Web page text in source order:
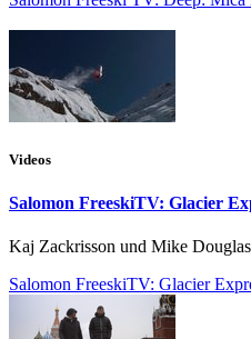
Videos
Salomon FreeskiTV: Glacier
Kaj Zackrisson und Mike
Salomon FreeskiTV: Glacier